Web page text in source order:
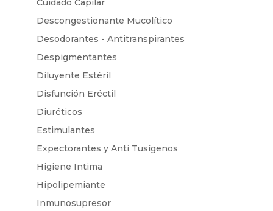
Cuidado Capilar
Descongestionante Mucolítico
Desodorantes - Antitranspirantes
Despigmentantes
Diluyente Estéril
Disfunción Eréctil
Diuréticos
Estimulantes
Expectorantes y Anti Tusígenos
Higiene Intima
Hipolipemiante
Inmunosupresor